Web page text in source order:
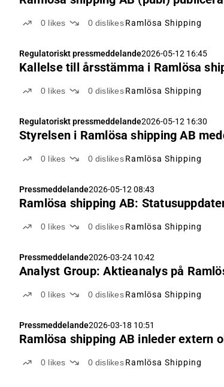
0 likes 0 dislikes Ramlösa Shipping
Regulatoriskt pressmeddelande2026-05-12 16:45
Kallelse till årsstämma i Ramlösa
0 likes 0 dislikes Ramlösa Shipping
Regulatoriskt pressmeddelande2026-05-12 16:30
Styrelsen i Ramlösa shipping AB
0 likes 0 dislikes Ramlösa Shipping
Pressmeddelande2026-05-12 08:43
Ramlösa shipping AB:
0 likes 0 dislikes Ramlösa Shipping
Pressmeddelande2026-03-24 10:42
Analyst Group: Aktieanalys på
0 likes 0 dislikes Ramlösa Shipping
Pressmeddelande2026-03-18 10:51
Ramlösa shipping AB inleder extern
0 likes 0 dislikes Ramlösa Shipping